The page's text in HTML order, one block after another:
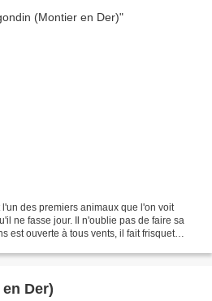
des premiers animaux que l'on voit
ne fasse jour. Il n'oublie pas de faire sa
est ouverte à tous vents, il fait frisquet
Der)